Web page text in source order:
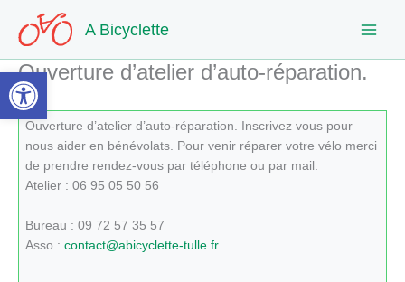
Ouvrir la barre d’outils
contenu
A Bicyclette
Ouverture d’atelier d’auto-réparation.
Ouverture d’atelier d’auto-réparation. Inscrivez vous pour
nous aider en bénévolats. Pour venir réparer votre vélo merci
de prendre rendez-vous par téléphone ou par mail.
Atelier : 06 95 05 50 56
Bureau : 09 72 57 35 57
Asso : contact@abicyclette-tulle.fr